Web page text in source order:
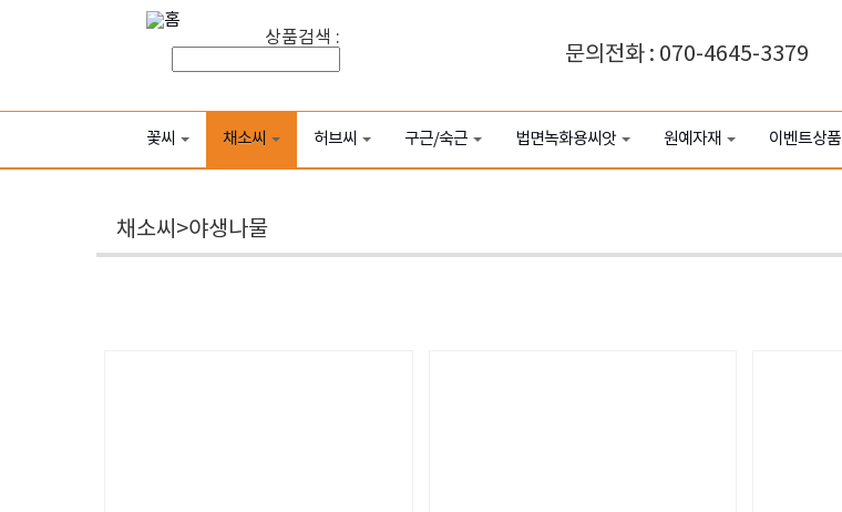
문의전화 : 070-4645-3379
상품검색 :
꽃씨 채소씨 허브씨 구근/숙근 법면녹화용씨앗 원예자재 이벤트상품
채소씨>야생나물